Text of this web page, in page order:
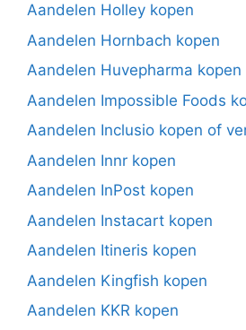
Aandelen Holley kopen
Aandelen Hornbach kopen
Aandelen Huvepharma kopen
Aandelen Impossible Foods
Aandelen Inclusio kopen of
Aandelen Innr kopen
Aandelen InPost kopen
Aandelen Instacart kopen
Aandelen Itineris kopen
Aandelen Kingfish kopen
Aandelen KKR kopen